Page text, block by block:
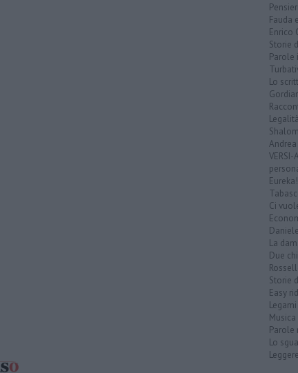
Fauda
Enrico
Storie
Parole
Lo
Ci
La
Due
Storie
Easy
Parole
Lo